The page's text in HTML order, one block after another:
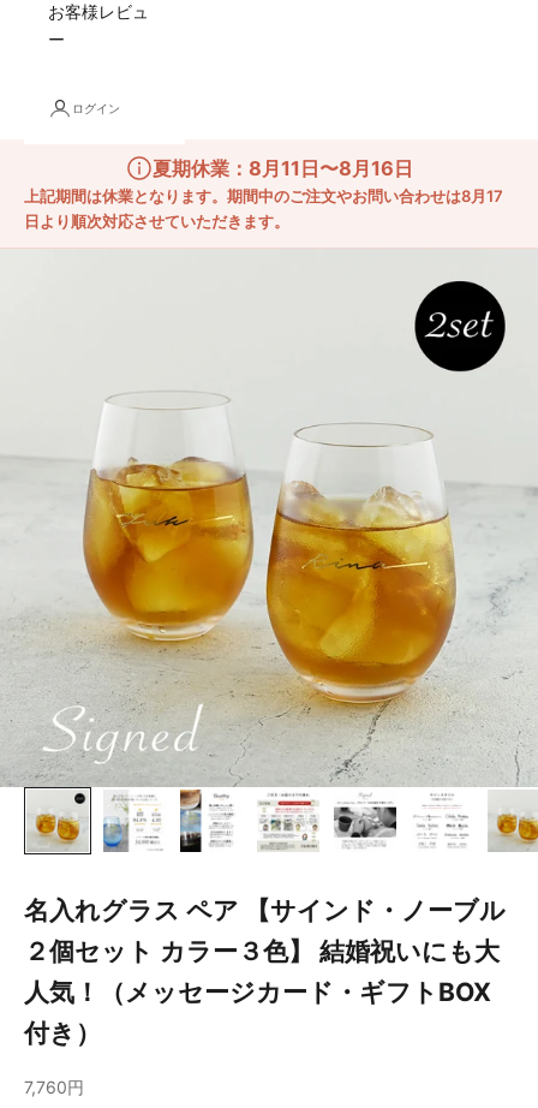
お客様レビュ
ー
ログイン
夏期休業：8月11日〜8月16日
上記期間は休業となります。期間中のご注文やお問い合わせは8月17
日より順次対応させていただきます。
名入れグラス ペア 【サインド・ノーブル
２個セット カラー３色】 結婚祝いにも大
人気！（メッセージカード・ギフトBOX
付き）
7,760円